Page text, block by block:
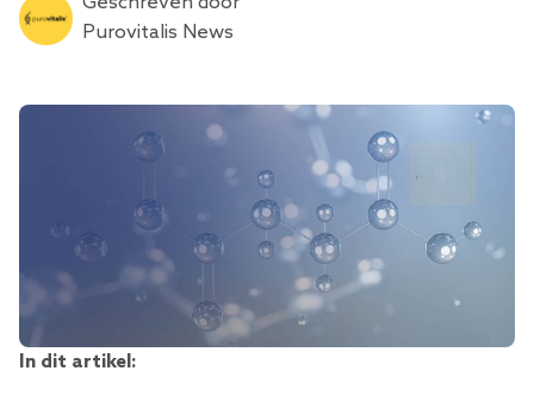
Purovitalis News
In dit artikel: